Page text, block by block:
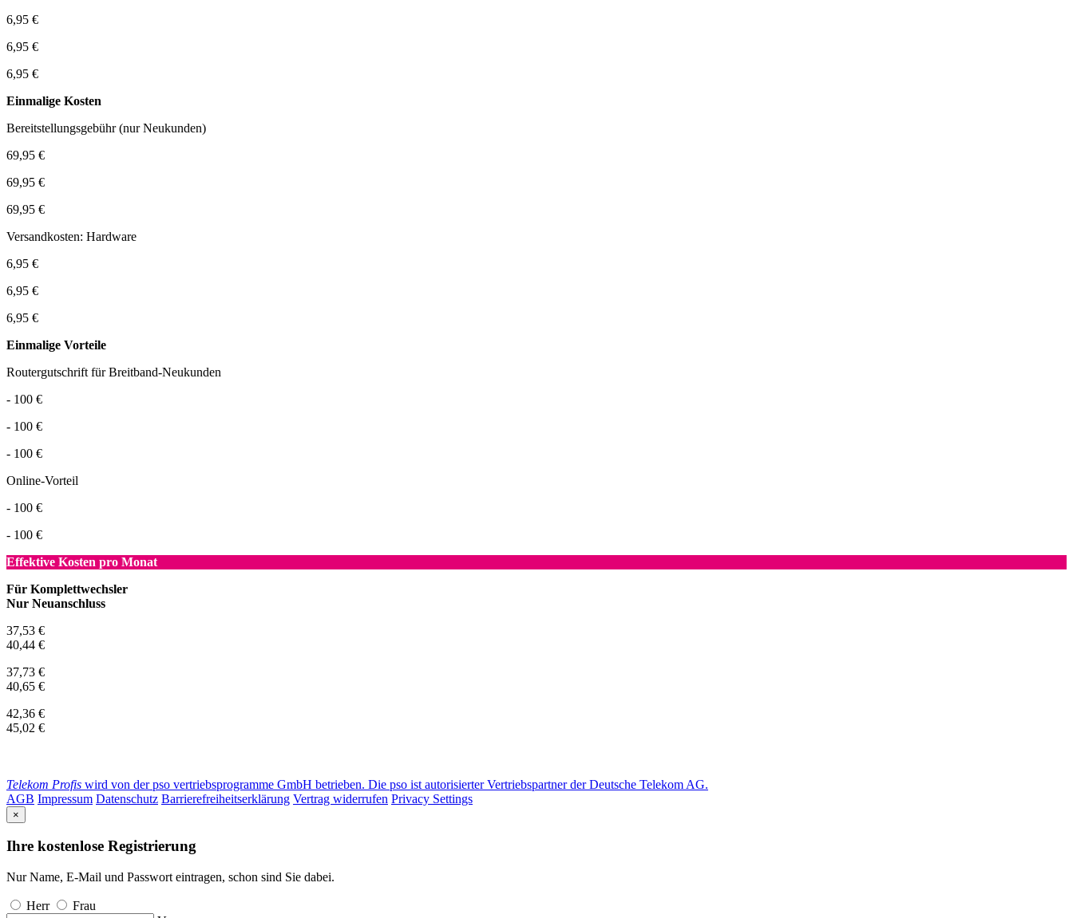
6,95 €
6,95 €
6,95 €
Einmalige Kosten
Bereitstellungsgebühr (nur Neukunden)
69,95 €
69,95 €
69,95 €
Versandkosten: Hardware
6,95 €
6,95 €
6,95 €
Einmalige Vorteile
Routergutschrift für Breitband-Neukunden
- 100 €
- 100 €
- 100 €
Online-Vorteil
- 100 €
- 100 €
Effektive Kosten pro Monat
Für Komplettwechsler
Nur Neuanschluss
37,53 €
40,44 €
37,73 €
40,65 €
42,36 €
45,02 €
Telekom Profis wird von der pso vertriebsprogramme GmbH betrieben. Die pso ist autorisierter Vertriebspartner der Deutsche Telekom AG.
AGB Impressum Datenschutz Barrierefreiheitserklärung Vertrag widerrufen Privacy Settings
×
Ihre kostenlose Registrierung
Nur Name, E-Mail und Passwort eintragen, schon sind Sie dabei.
Herr
Frau